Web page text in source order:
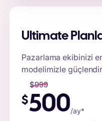
Ultimate
Pazarlama ekibinizi
modelimizle
$999
$500/ay*